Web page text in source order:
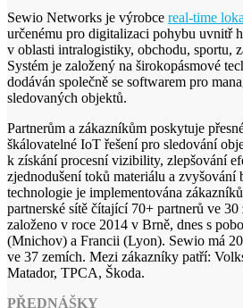
Sewio Networks je výrobce real-time
určenému pro digitalizaci pohybu uvnitř
v oblasti intralogistiky, obchodu, sportu,
Systém je založený na širokopásmové
dodáván společně se softwarem pro
sledovaných objektů.
Partnerům a zákazníkům poskytuje
škálovatelné IoT řešení pro sledování
k získání procesní vizibility, zlepšování
zjednodušení toků materiálu a zvyšování
technologie je implementována
partnerské sítě čítající 70+ partnerů ve
založeno v roce 2014 v Brně, dnes s
(Mnichov) a Francii (Lyon). Sewio má
ve 37 zemích. Mezi zákazníky patří:
Matador, TPCA, Škoda.
PŘEDNÁŠKY